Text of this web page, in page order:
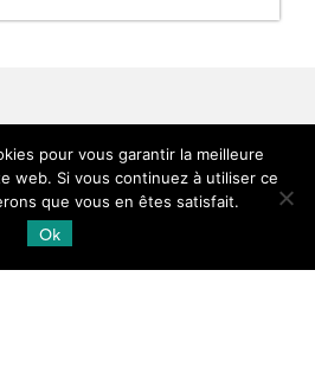
pour vous garantir la meilleure
web. Si vous continuez à utiliser ce
que vous en êtes satisfait.
Ok